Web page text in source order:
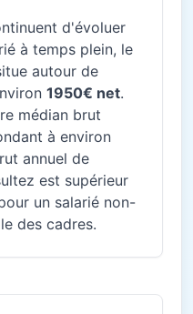
d'évoluer
à temps plein, le
autour de
1950€ net.
médian brut
à environ
annuel de
est supérieur
un salarié non-
des cadres.